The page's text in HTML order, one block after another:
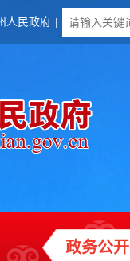
人民政府 |
政务公开